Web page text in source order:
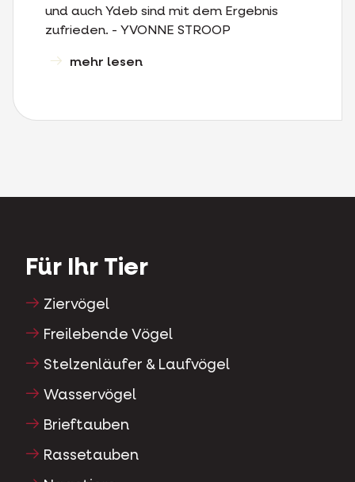
und auch Ydeb sind mit dem Ergebnis
zufrieden. - YVONNE STROOP
mehr lesen
Für Ihr Tier
Ziervögel
Freilebende Vögel
Stelzenläufer & Laufvögel
Wasservögel
Brieftauben
Rassetauben